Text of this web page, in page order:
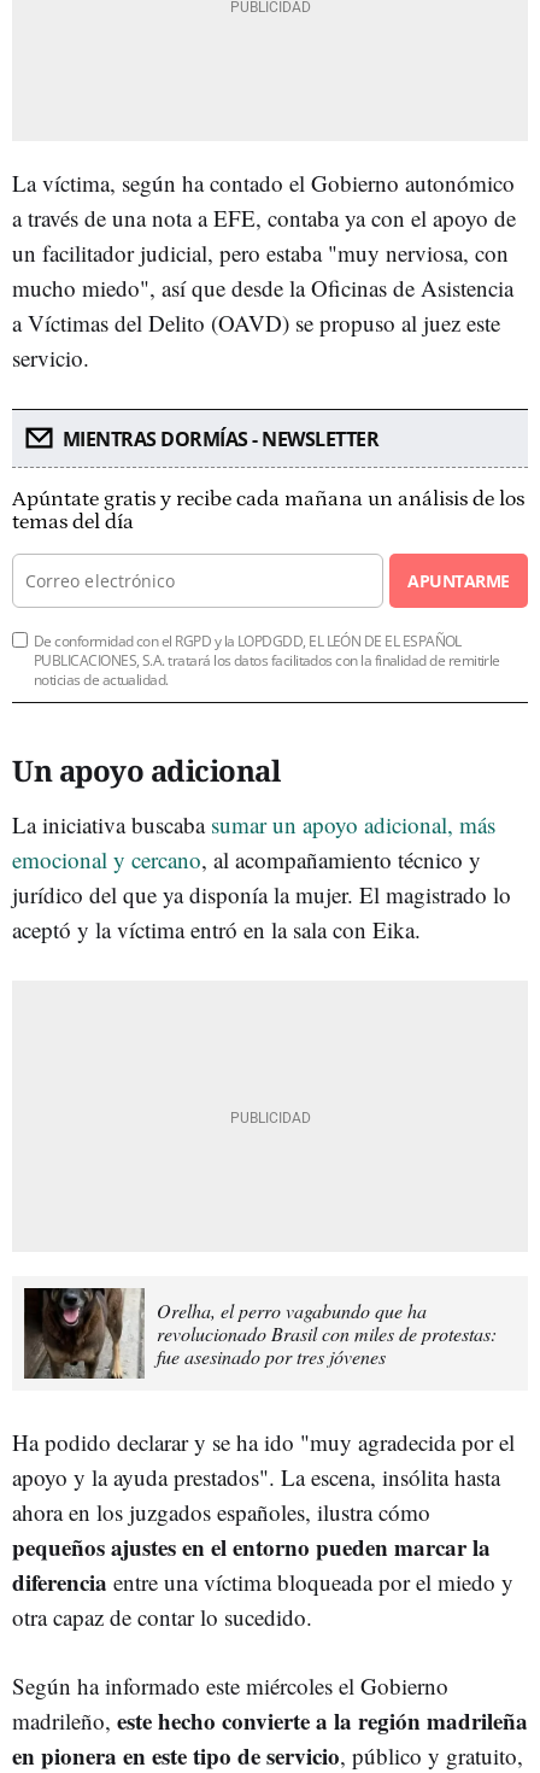
La víctima, según ha contado el Gobierno autonómico
a través de una nota a EFE, contaba ya con el apoyo de
un facilitador judicial, pero estaba "muy nerviosa, con
mucho miedo", así que desde la Oficinas de Asistencia
a Víctimas del Delito (OAVD) se propuso al juez este
servicio.
MIENTRAS DORMÍAS - NEWSLETTER
Apúntate gratis y recibe cada mañana un análisis de los
temas del día
APUNTARME
De conformidad con el RGPD y la LOPDGDD, EL LEÓN DE EL ESPAÑOL
PUBLICACIONES, S.A. tratará los datos facilitados con la finalidad de remitirle
noticias de actualidad.
Un apoyo adicional
La iniciativa buscabasumar un apoyo adicional, más
emocional y cercano, al acompañamiento técnico y
jurídico del que ya disponía la mujer. El magistrado lo
aceptó y la víctima entró en la sala con Eika.
Orelha, el perro vagabundo que ha
revolucionado Brasil con miles de protestas:
fue asesinado por tres jóvenes
Ha podido declarar y se ha ido "muy agradecida por el
apoyo y la ayuda prestados". La escena, insólita hasta
ahora en los juzgados españoles, ilustra cómo
pequeños ajustes en el entorno pueden marcar la
diferencia entre una víctima bloqueada por el miedo y
otra capaz de contar lo sucedido.
Según ha informado este miércoles el Gobierno
madrileño, este hecho convierte a la región madrileña
en pionera en este tipo de servicio, público y gratuito,